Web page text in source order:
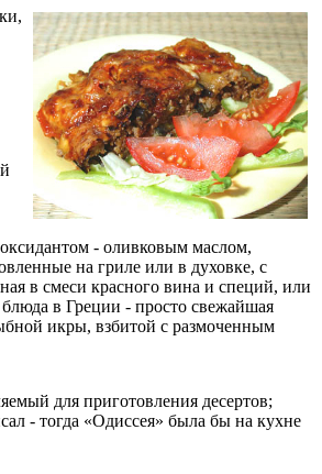
- оливковым маслом,
на гриле или в духовке, с
в смеси красного вина и специй, или
в Греции - просто свежайшая
икры, взбитой с размоченным
для приготовления десертов;
- тогда «Одиссея» была бы на кухне